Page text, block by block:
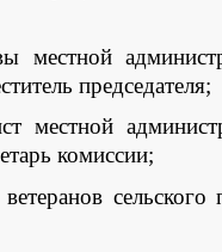
местной
председателя;
комиссии;
сельского